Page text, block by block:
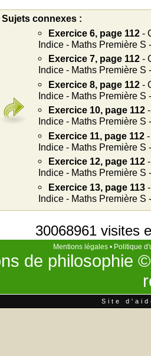
Sujets connexes :
Exercice 6, page 112 -
Indice - Maths Première
Exercice 7, page 112 -
Indice - Maths Première
Exercice 8, page 112 -
Indice - Maths Première
Exercice 10, page 112
Indice - Maths Première
Exercice 11, page 112
Indice - Maths Première
Exercice 12, page 112
Indice - Maths Première
Exercice 13, page 113
Indice - Maths Première
30068961 visites
Mentions légales • Politique
de philosophie
Site